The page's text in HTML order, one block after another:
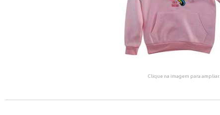
Clique na imagem para ampliar.